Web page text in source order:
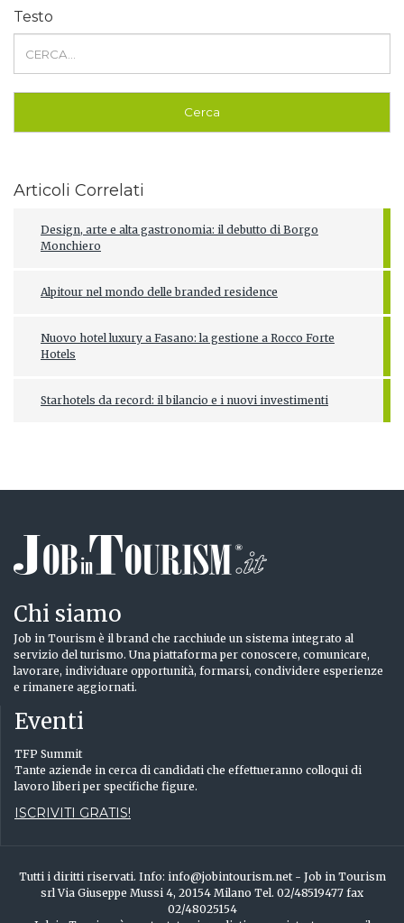
Testo
Articoli Correlati
Design, arte e alta gastronomia: il debutto di Borgo
Monchiero
Alpitour nel mondo delle branded residence
Nuovo hotel luxury a Fasano: la gestione a Rocco Forte
Hotels
Starhotels da record: il bilancio e i nuovi investimenti
Chi siamo
Job in Tourism è il brand che racchiude un sistema integrato al
servizio del turismo. Una piattaforma per conoscere, comunicare,
lavorare, individuare opportunità, formarsi, condividere esperienze
e rimanere aggiornati.
Eventi
TFP Summit
Tante aziende in cerca di candidati che effettueranno colloqui di
lavoro liberi per specifiche figure.
ISCRIVITI GRATIS!
Tutti i diritti riservati. Info: info@jobintourism.net - Job in Tourism
srl Via Giuseppe Mussi 4, 20154 Milano Tel. 02/48519477 fax
02/48025154